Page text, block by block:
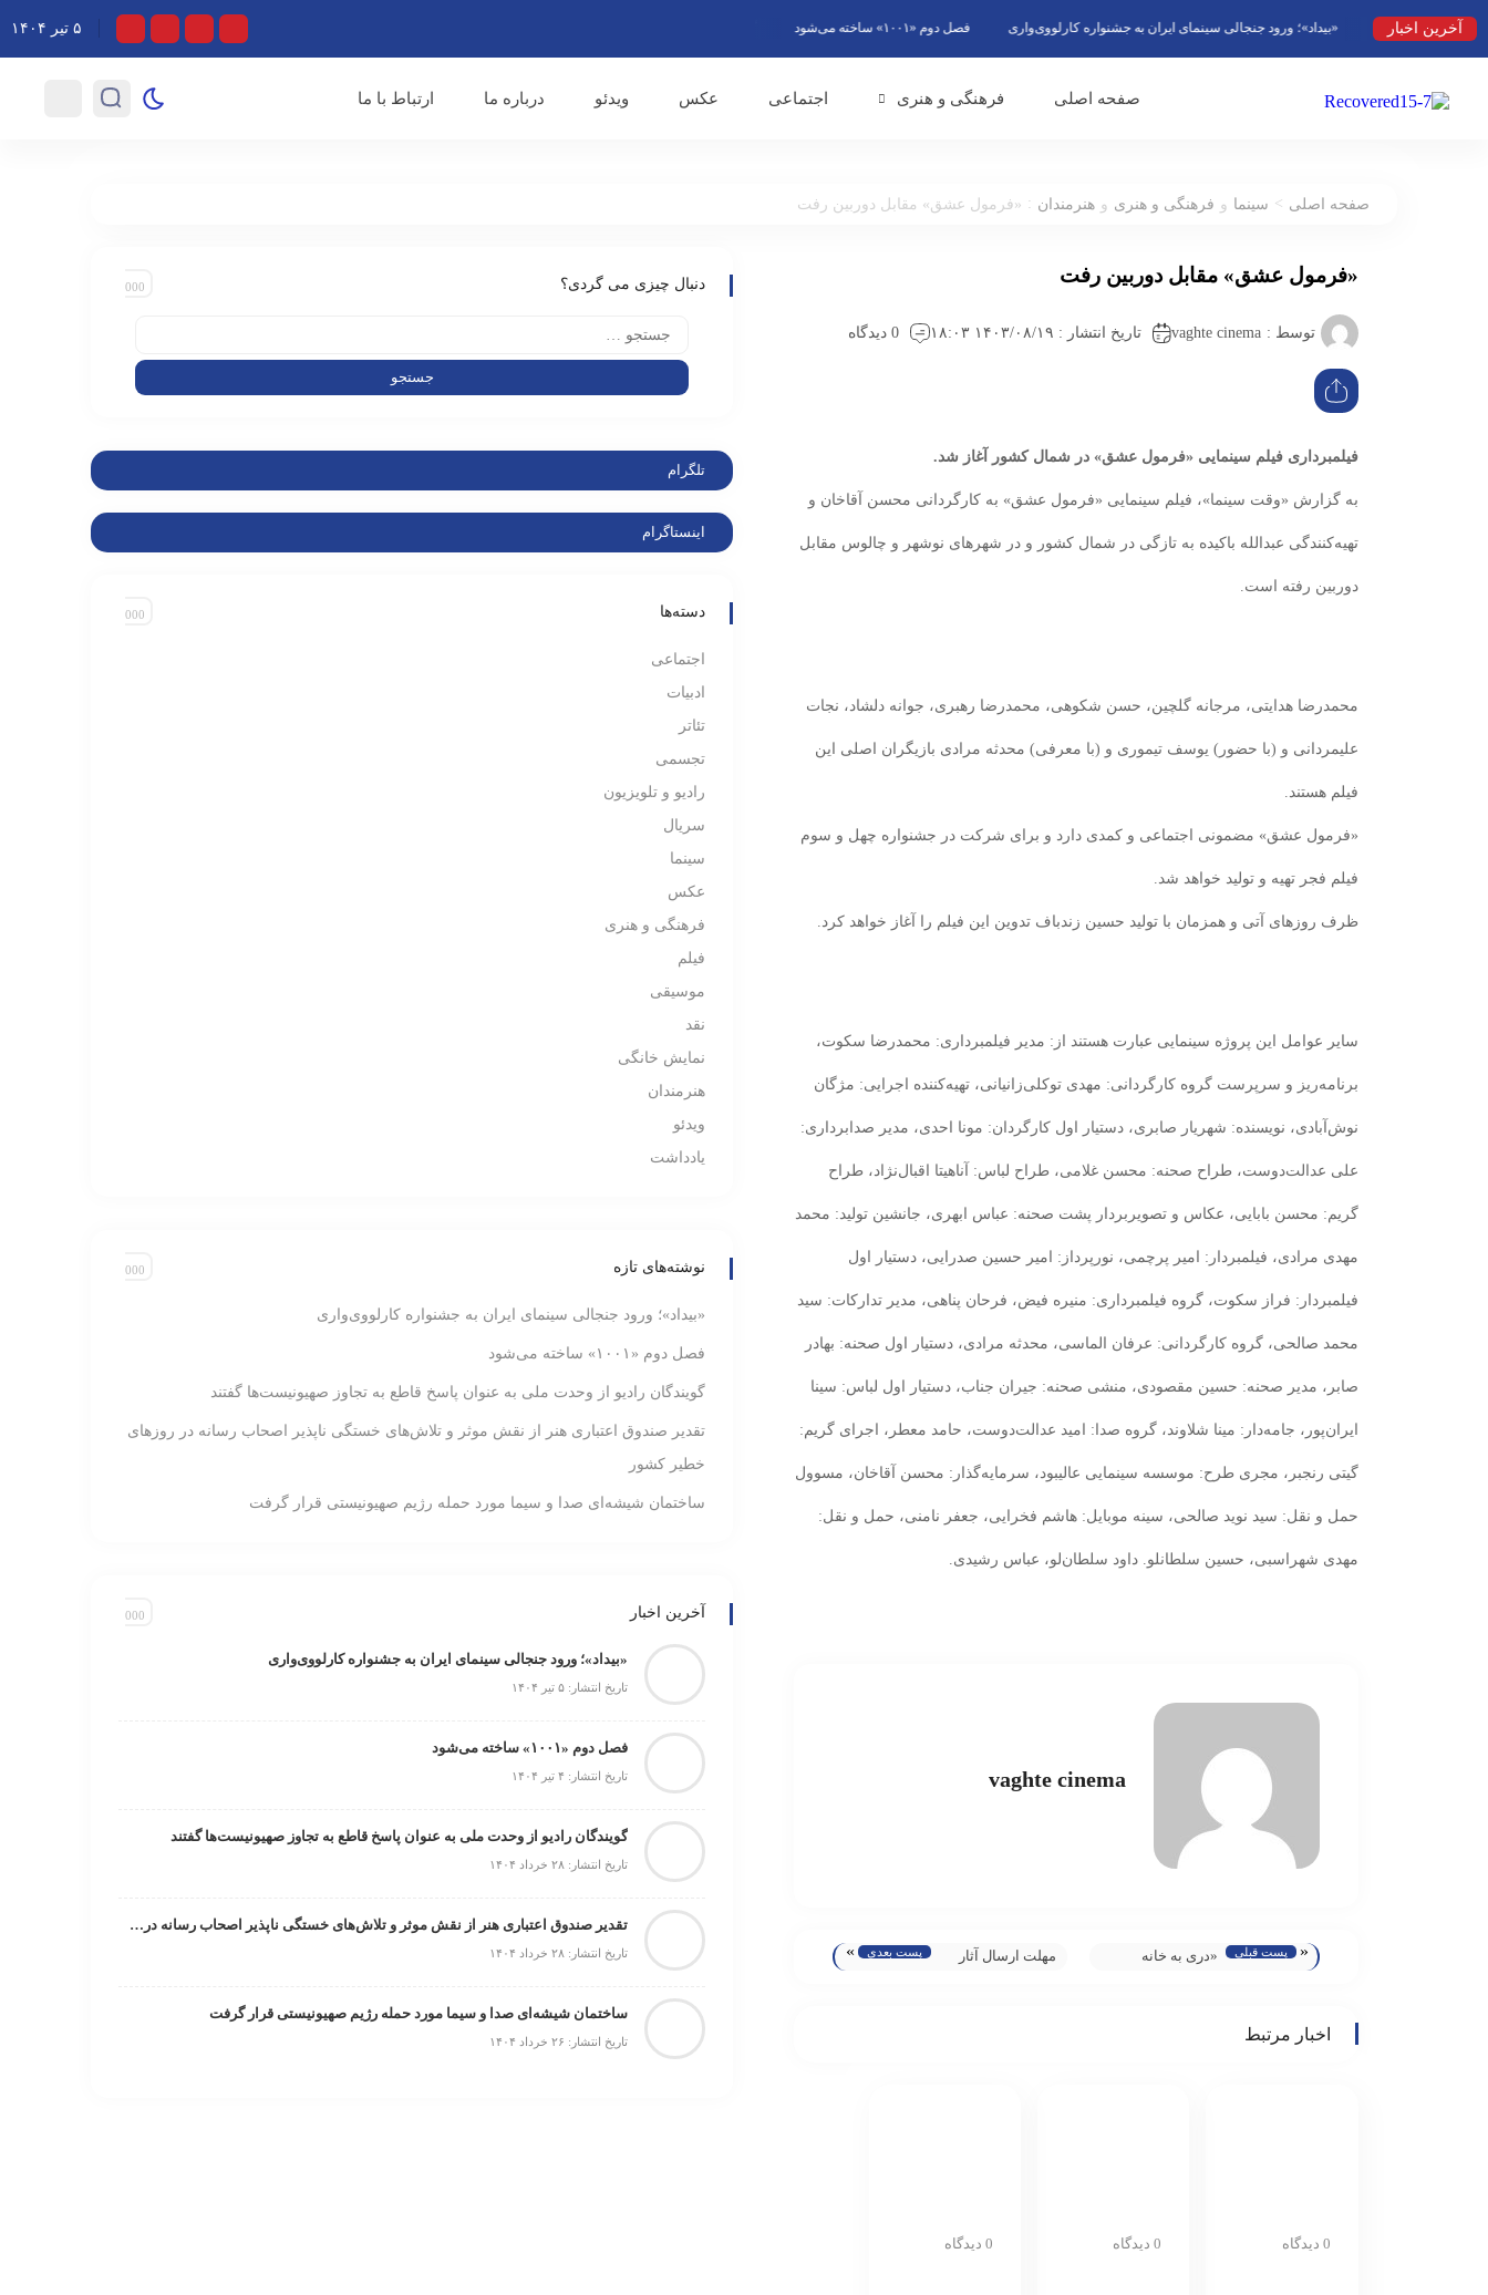
آخرین اخبار «بیداد»؛ ورود جنجالی سینمای ایران به جشنواره کارلووی‌واری فصل دوم «۱۰۰۱» ساخته می‌شود ۵ تیر ۱۴۰۴
صفحه اصلی فرهنگی و هنری اجتماعی عکس ویدئو درباره ما ارتباط با ما
صفحه اصلی > سینما و فرهنگی و هنری و هنرمندان : «فرمول عشق» مقابل دوربین رفت
«فرمول عشق» مقابل دوربین رفت
توسط : vaghte cinema تاریخ انتشار : ۱۴۰۳/۰۸/۱۹ ۱۸:۰۳ 0 دیدگاه
فیلمبرداری فیلم سینمایی «فرمول عشق» در شمال کشور آغاز شد.
به گزارش «وقت سینما»، فیلم سینمایی «فرمول عشق» به کارگردانی محسن آقاخان و
تهیه‌کنندگی عبدالله باکیده به تازگی در شمال کشور و در شهرهای نوشهر و چالوس مقابل
دوربین رفته است.
محمدرضا هدایتی، مرجانه گلچین، حسن شکوهی، محمدرضا رهبری، جوانه دلشاد، نجات
علیمردانی و (با حضور) یوسف تیموری و (با معرفی) محدثه مرادی بازیگران اصلی این
فیلم هستند.
«فرمول عشق» مضمونی اجتماعی و کمدی دارد و برای شرکت در جشنواره چهل و سوم
فیلم فجر تهیه و تولید خواهد شد.
ظرف روزهای آتی و همزمان با تولید حسین زندباف تدوین این فیلم را آغاز خواهد کرد.
سایر عوامل این پروژه سینمایی عبارت هستند از: مدیر فیلمبرداری: محمدرضا سکوت،
برنامه‌ریز و سرپرست گروه کارگردانی: مهدی توکلی‌زانیانی، تهیه‌کننده اجرایی: مژگان
نوش‌آبادی، نویسنده: شهریار صابری، دستیار اول کارگردان: مونا احدی، مدیر صدابرداری:
علی عدالت‌دوست، طراح صحنه: محسن غلامی، طراح لباس: آناهیتا اقبال‌نژاد، طراح
گریم: محسن بابایی، عکاس و تصویربردار پشت صحنه: عباس ابهری، جانشین تولید: محمد
مهدی مرادی، فیلمبردار: امیر پرچمی، نورپرداز: امیر حسین صدرایی، دستیار اول
فیلمبردار: فراز سکوت، گروه فیلمبرداری: منیره فیض، فرحان پناهی، مدیر تدارکات: سید
محمد صالحی، گروه کارگردانی: عرفان الماسی، محدثه مرادی، دستیار اول صحنه: بهادر
صابر، مدیر صحنه: حسین مقصودی، منشی صحنه: جیران جناب، دستیار اول لباس: سینا
ایران‌پور، جامه‌دار: مینا شلاوند، گروه صدا: امید عدالت‌دوست، حامد معطر، اجرای گریم:
گیتی رنجبر، مجری طرح: موسسه سینمایی عالیبود، سرمایه‌گذار: محسن آقاخان، مسوول
حمل و نقل: سید نوید صالحی، سینه موبایل: هاشم فخرایی، جعفر نامنی، حمل و نقل:
مهدی شهراسبی، حسین سلطانلو. داود سلطان‌لو، عباس رشیدی.
vaghte cinema
« پست قبلی
«دری به خانه
مهلت ارسال آثار
پست بعدی »
اخبار مرتبط
0 دیدگاه 0 دیدگاه 0 دیدگاه
دنبال چیزی می گردی؟
تلگرام
اینستاگرام
دسته‌ها
اجتماعی
ادبیات
تئاتر
تجسمی
رادیو و تلویزیون
سریال
سینما
عکس
فرهنگی و هنری
فیلم
موسیقی
نقد
نمایش خانگی
هنرمندان
ویدئو
یادداشت
نوشته‌های تازه
«بیداد»؛ ورود جنجالی سینمای ایران به جشنواره کارلووی‌واری
فصل دوم «۱۰۰۱» ساخته می‌شود
گویندگان رادیو از وحدت ملی به عنوان پاسخ قاطع به تجاوز صهیونیست‌ها گفتند
تقدیر صندوق اعتباری هنر از نقش موثر و تلاش‌های خستگی ناپذیر اصحاب رسانه در روزهای
خطیر کشور
ساختمان شیشه‌ای صدا و سیما مورد حمله رژیم صهیونیستی قرار گرفت
آخرین اخبار
«بیداد»؛ ورود جنجالی سینمای ایران به جشنواره کارلووی‌واری
تاریخ انتشار: ۵ تیر ۱۴۰۴
فصل دوم «۱۰۰۱» ساخته می‌شود
تاریخ انتشار: ۴ تیر ۱۴۰۴
گویندگان رادیو از وحدت ملی به عنوان پاسخ قاطع به تجاوز صهیونیست‌ها گفتند
تاریخ انتشار: ۲۸ خرداد ۱۴۰۴
تقدیر صندوق اعتباری هنر از نقش موثر و تلاش‌های خستگی ناپذیر اصحاب رسانه در روزهای خطیر کشور
تاریخ انتشار: ۲۸ خرداد ۱۴۰۴
ساختمان شیشه‌ای صدا و سیما مورد حمله رژیم صهیونیستی قرار گرفت
تاریخ انتشار: ۲۶ خرداد ۱۴۰۴